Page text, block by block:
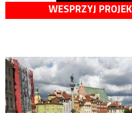
WESPRZYJ